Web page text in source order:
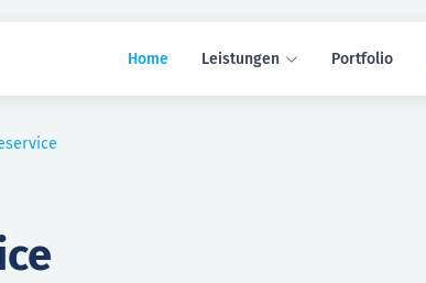
Home Leistungen Portfolio